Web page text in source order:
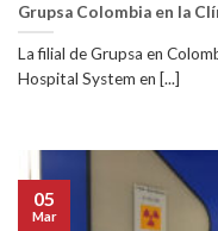
Grupsa Colombia en la
La filial de Grupsa en
Hospital System en [...]
05
Mar